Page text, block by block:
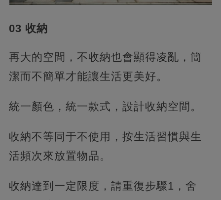
03 收納
再大的空間，不收納也會顯得凌亂，簡
潔而不簡單才能讓生活更美好。
統一顏色，統一款式，設計收納空間。
收納不等同于不使用，按生活習慣與生
活頻次來放置物品。
收納達到一定限度，請重復步驟1，舍